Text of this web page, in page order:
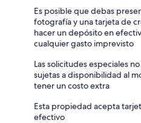
Es posible que debas
fotografía y una tarjeta de
hacer un depósito en
cualquier gasto imprevisto
Las solicitudes especiales
sujetas a disponibilidad al
tener un costo extra
Esta propiedad acepta
efectivo